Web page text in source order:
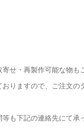
せ・再製作可能な物
りますので、ご注文
も下記の連絡先にて承